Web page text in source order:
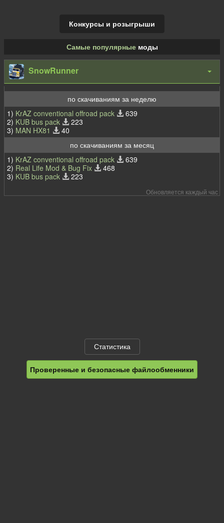
Прописаны стандартные прицепы.
Конкурсы и розыгрыши
Самые популярныемоды
SnowRunner
по скачиваниям за неделю
1) KrAZ conventional offroad pack
639
2) KUB bus pack
223
3) MAN HX81
40
по скачиваниям за месяц
1) KrAZ conventional offroad pack
639
2) Real Life Mod & Bug Fix
468
3) KUB bus pack 223
Обновляется каждый час
Статистика
Проверенные и безопасные файлообменники